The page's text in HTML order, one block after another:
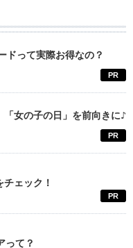
ドって実際お得なの？
PR
「女の子の日」を前向きに♪
PR
ェック！
PR
って？